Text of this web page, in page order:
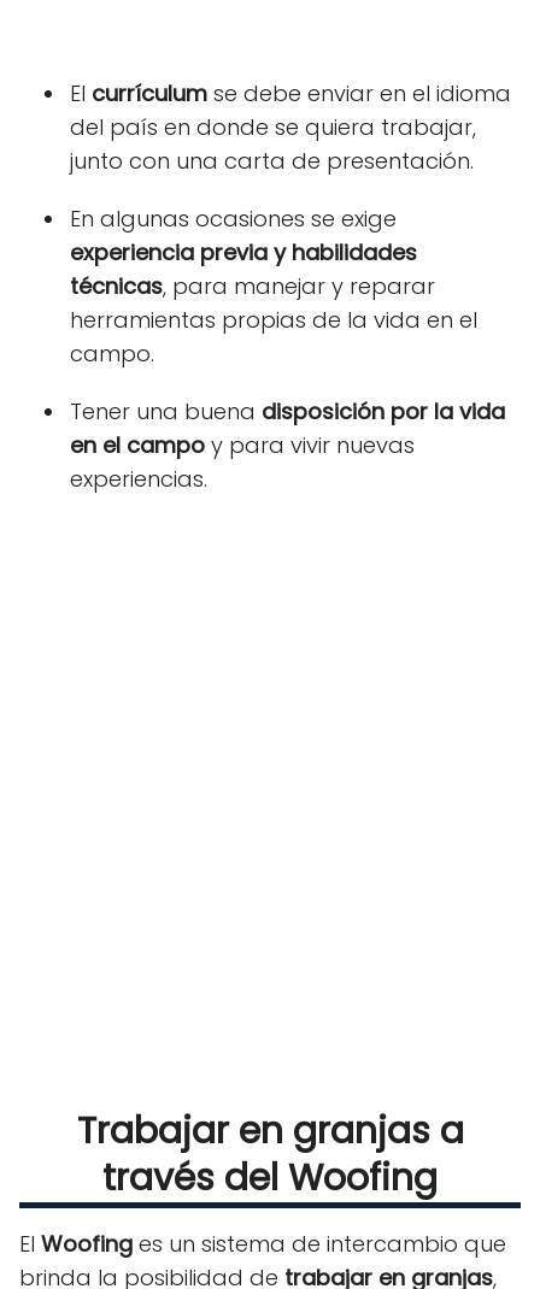
El currículum se debe enviar en el idioma
del país en donde se quiera trabajar,
junto con una carta de presentación.
En algunas ocasiones se exige
experiencia previa y habilidades
técnicas, para manejar y reparar
herramientas propias de la vida en el
campo.
Tener una buena disposición por la vida
en el campo y para vivir nuevas
experiencias.
Trabajar en granjas a
través del Woofing
El Woofing es un sistema de intercambio que
brinda la posibilidad de trabajar en granjas,